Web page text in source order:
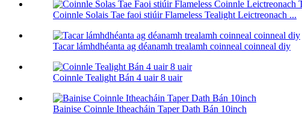
Coinnle Solais Tae faoi stiúir Flameless Tealight Leictreonach ...
Tacar lámhdhéanta ag déanamh trealamh coinneal coinneal diy
Coinnle Tealight Bán 4 uair 8 uair
Bainise Coinnle Itheacháin Taper Dath Bán 10inch